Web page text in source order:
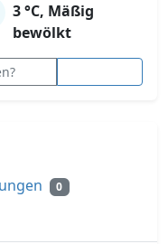
3 °C, Mäßig
bewölkt
0